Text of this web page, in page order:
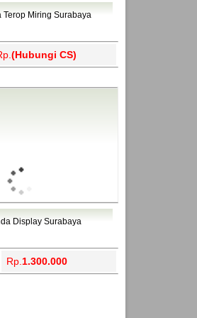
Terop Miring Surabaya
(Hubungi CS)
Display Surabaya
Rp. 1.300.000